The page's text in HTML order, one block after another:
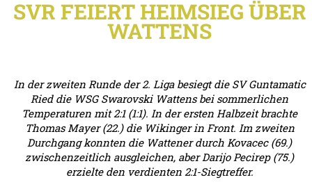
SVR FEIERT HEIMSIEG ÜBER
WATTENS
In der zweiten Runde der 2. Liga besiegt die SV Guntamatic
Ried die WSG Swarovski Wattens bei sommerlichen
Temperaturen mit 2:1 (1:1). In der ersten Halbzeit brachte
Thomas Mayer (22.) die Wikinger in Front. Im zweiten
Durchgang konnten die Wattener durch Kovacec (69.)
zwischenzeitlich ausgleichen, aber Darijo Pecirep (75.)
erzielte den verdienten 2:1-Siegtreffer.